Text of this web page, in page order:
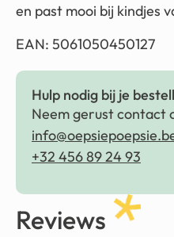
en past mooi bij kindjes
EAN: 5061050450127
Hulp nodig bij je
Neem gerust contact
+32 456 89 24 93
Reviews